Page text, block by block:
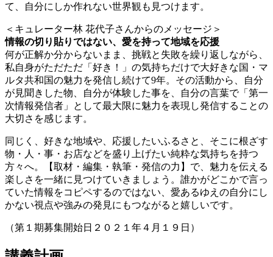
て、自分にしか作れない世界観も見つけます。
＜キュレーター林 花代子さんからのメッセージ＞
情報の切り貼りではない、愛を持って地域を応援
何が正解か分からないまま、挑戦と失敗を繰り返しながら、
私自身がただただ「好き！」の気持ちだけで大好きな国・マ
ルタ共和国の魅力を発信し続けて9年。その活動から、自分
が見聞きした物、自分が体験した事を、自分の言葉で「第一
次情報発信者」として最大限に魅力を表現し発信することの
大切さを感じます。
同じく、好きな地域や、応援したいふるさと、そこに根ざす
物・人・事・お店などを盛り上げたい純粋な気持ちを持つ
方々へ。【取材・編集・執筆・発信の力】で、魅力を伝える
楽しさを一緒に見つけていきましょう。誰かがどこかで言っ
ていた情報をコピペするのではない、愛あるゆえの自分にし
かない視点や強みの発見にもつながると嬉しいです。
（第１期募集開始日２０２１年４月１９日）